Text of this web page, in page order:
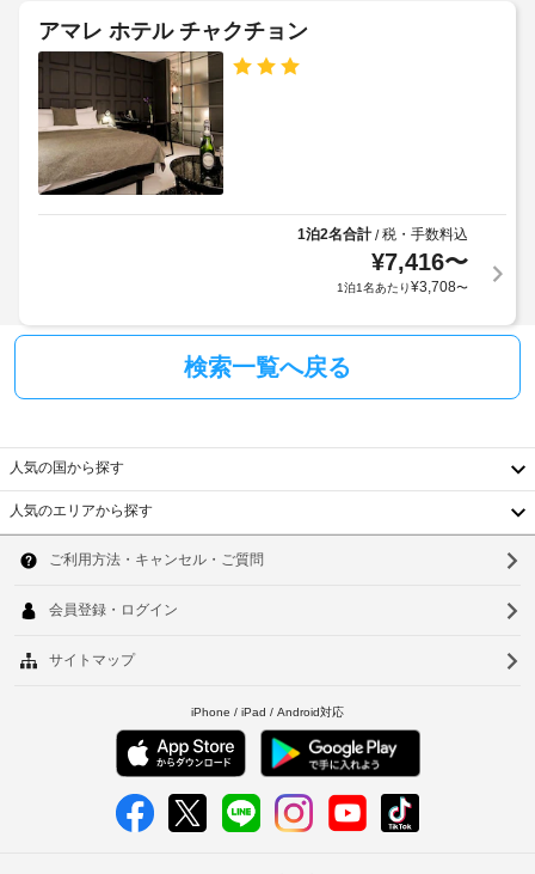
アマレ ホテル チャクチョン
1泊2名合計/税・手数料込
¥7,416〜
1泊1名あたり¥3,708〜
検索一覧へ戻る
人気の国から探す
韓
国
人気のエリアから探す
ウ